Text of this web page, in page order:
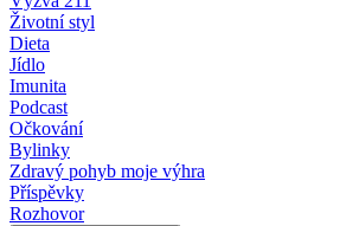
Životní styl
Dieta
Jídlo
Imunita
Podcast
Očkování
Bylinky
Zdravý pohyb moje výhra
Příspěvky
Rozhovor